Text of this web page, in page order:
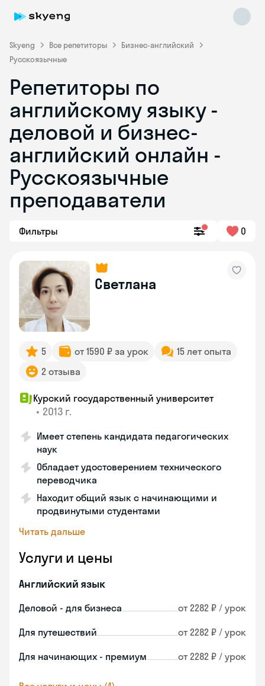
Skyeng Все репетиторы
Бизнес-английский
Русскоязычные
Репетиторы по
английскому языку -
деловой и бизнес-
английский онлайн -
Русскоязычные
преподаватели
Фильтры 0
Светлана
5 от 1590 ₽ за урок
15 лет опыта
2 отзыва
Курский государственный университет
• 2013 г.
Имеет степень кандидата педагогических
наук
Обладает удостоверением технического
переводчика
Находит общий язык с начинающими и
продвинутыми студентами
Читать дальше
Услуги и цены
Английский язык
Деловой - для бизнеса от 2282 ₽ / урок
Для путешествий от 2282 ₽ / урок
Для начинающих - премиум от 2282 ₽ / урок
Skyeng Chat